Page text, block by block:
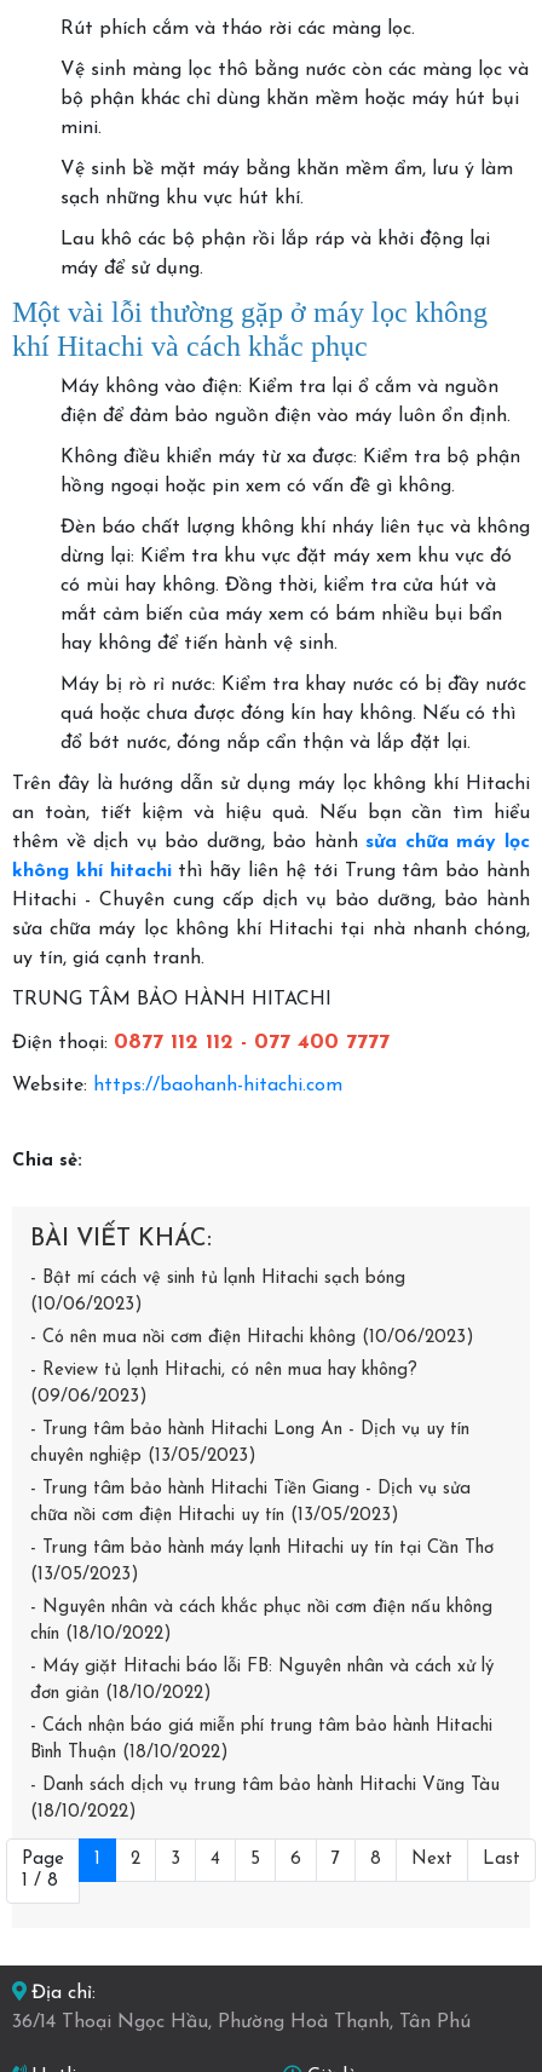
Rút phích cắm và tháo rời các màng lọc.
Vệ sinh màng lọc thô bằng nước còn các màng lọc và
bộ phận khác chỉ dùng khăn mềm hoặc máy hút bụi
mini.
Vệ sinh bề mặt máy bằng khăn mềm ẩm, lưu ý làm
sạch những khu vực hút khí.
Lau khô các bộ phận rồi lắp ráp và khởi động lại
máy để sử dụng.
Một vài lỗi thường gặp ở máy lọc không
khí Hitachi và cách khắc phục
Máy không vào điện: Kiểm tra lại ổ cắm và nguồn
điện để đảm bảo nguồn điện vào máy luôn ổn định.
Không điều khiển máy từ xa được: Kiểm tra bộ phận
hồng ngoại hoặc pin xem có vấn đề gì không.
Đèn báo chất lượng không khí nháy liên tục và không
dừng lại: Kiểm tra khu vực đặt máy xem khu vực đó
có mùi hay không. Đồng thời, kiểm tra cửa hút và
mắt cảm biến của máy xem có bám nhiều bụi bẩn
hay không để tiến hành vệ sinh.
Máy bị rò rỉ nước: Kiểm tra khay nước có bị đầy nước
quá hoặc chưa được đóng kín hay không. Nếu có thì
đổ bớt nước, đóng nắp cẩn thận và lắp đặt lại.
Trên đây là hướng dẫn sử dụng máy lọc không khí Hitachi
an toàn, tiết kiệm và hiệu quả. Nếu bạn cần tìm hiểu
thêm về dịch vụ bảo dưỡng, bảo hànhsửa chữa máy lọc
không khí hitachithì hãy liên hệ tới Trung tâm bảo hành
Hitachi - Chuyên cung cấp dịch vụ bảo dưỡng, bảo hành
sửa chữa máy lọc không khí Hitachi tại nhà nhanh chóng,
uy tín, giá cạnh tranh.
TRUNG TÂM BẢO HÀNH HITACHI
Điện thoại: 0877 112 112 - 077 400 7777
Website: https://baohanh-hitachi.com
Chia sẻ:
BÀI VIẾT KHÁC:
- Bật mí cách vệ sinh tủ lạnh Hitachi sạch bóng
(10/06/2023)
- Có nên mua nồi cơm điện Hitachi không (10/06/2023)
- Review tủ lạnh Hitachi, có nên mua hay không?
(09/06/2023)
- Trung tâm bảo hành Hitachi Long An - Dịch vụ uy tín
chuyên nghiệp (13/05/2023)
- Trung tâm bảo hành Hitachi Tiền Giang - Dịch vụ sửa
chữa nồi cơm điện Hitachi uy tín (13/05/2023)
- Trung tâm bảo hành máy lạnh Hitachi uy tín tại Cần Thơ
(13/05/2023)
- Nguyên nhân và cách khắc phục nồi cơm điện nấu không
chín (18/10/2022)
- Máy giặt Hitachi báo lỗi FB: Nguyên nhân và cách xử lý
đơn giản (18/10/2022)
- Cách nhận báo giá miễn phí trung tâm bảo hành Hitachi
Bình Thuận (18/10/2022)
- Danh sách dịch vụ trung tâm bảo hành Hitachi Vũng Tàu
(18/10/2022)
Page
1 / 8
1 2 3 4 5 6 7 8 Next Last
Địa chỉ:
36/14 Thoại Ngọc Hầu, Phường Hoà Thạnh, Tân Phú